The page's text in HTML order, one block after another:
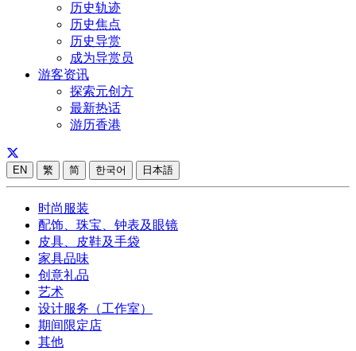
历史轨迹
历史焦点
历史导赏
成为导赏员
游客资讯
探索元创方
最新热话
游历香港
EN 繁 简 한국어 日本語
时尚服装
配饰、珠宝、钟表及眼镜
皮具、皮鞋及手袋
家具品味
创意礼品
艺术
设计服务（工作室）
期间限定店
其他